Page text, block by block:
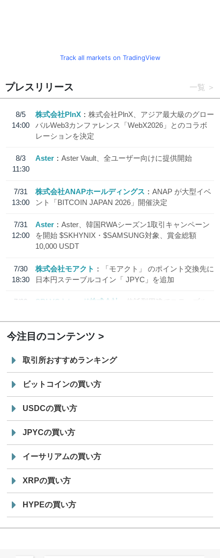
Track all markets on TradingView
プレスリリース 一覧
8/5
14:00
株式会社PlnX
株式会社PlnX、アジア最大級のグロー
バルWeb3カンファレンス「WebX2026」とのコラボ
レーションを決定
8/3
11:30
Aster Aster Vault、全ユーザー向けに提供開始
7/31
13:00
株式会社ANAPホールディングス
ANAP が大型イベ
ント「BITCOIN JAPAN 2026」開催決定
7/31
12:00
Aster
Aster、韓国RWAシーズン1取引キャンペーン
を開始 $SKHYNIX・$SAMSUNG対象、賞金総額
10,000 USDT
7/30
18:30
株式会社モアクト
「モアクト」 のポイント交換先に
日本円ステーブルコイン「 JPYC」を追加
7/29
SBI VCトレード株式会社
信託型円建てステーブル
今注目のコンテンツ
取引所おすすめランキング
ビットコインの買い方
USDCの買い方
JPYCの買い方
イーサリアムの買い方
XRPの買い方
HYPEの買い方